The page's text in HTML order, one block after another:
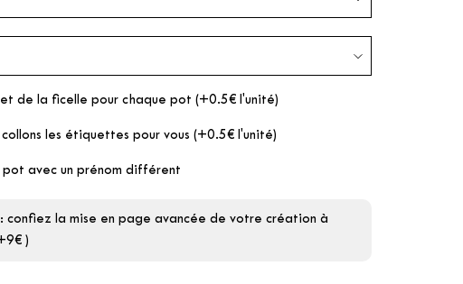
de la ficelle pour chaque pot (+0.5€ l'unité)
les étiquettes pour vous (+0.5€ l'unité)
pot avec un prénom différent
confiez la mise en page avancée de votre création à
)